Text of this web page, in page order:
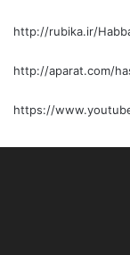
http://rubika.ir/
http://aparat.com/
https://